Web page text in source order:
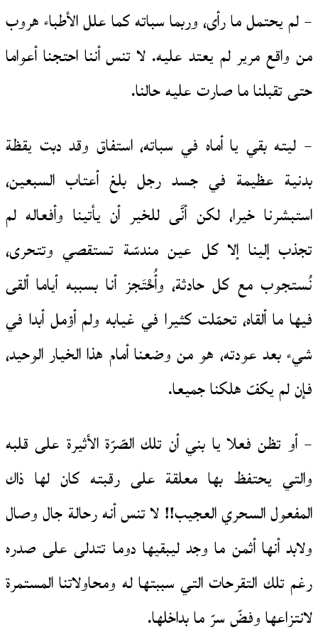
– لم يحتمل ما رأى، وربما سباته كما علل الأطباء هروب
من واقع مرير لم يعتد عليه. لا تنس أننا احتجنا أعواما
حتى تقبلنا ما صارت عليه حالنا.
– ليته بقي يا أماه في سباته، استفاق وقد دبت يقظة
بدنية عظيمة في جسد رجل بلغ أعتاب السبعين،
استبشرنا خيرا، لكن أنَّى للخير أن يأتينا وأفعاله لم
تجذب إلينا إلا كل عين مندسّة تستقصي وتتحرى،
نُستجوب مع كل حادثة، وأُحْتَجز أنا بسببه أياما ألقى
فيها ما ألقاه، تحمّلت كثيرا في غيابه ولم أؤمل أبدا في
شيء بعد عودته، هو من وضعنا أمام هذا الخيار الوحيد،
فإن لم يكفّ هلكنا جميعا.
– أو تظن فعلا يا بني أن تلك الصّرّة الأثيرة على قلبه
والتي يحتفظ بها معلقة على رقبته كان لها ذاك
المفعول السحري العجيب!! لا تنس أنه رحالة جال وصال
ولابد أنها أثمن ما وجد ليبقيها دوما تتدلى على صدره
رغم تلك التقرحات التي سببتها له ومحاولاتنا المستمرة
لانتزاعها وفضّ سرّ ما بداخلها.